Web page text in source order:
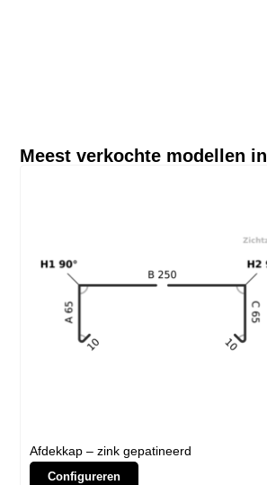
Meest verkochte modellen in
Afdekkap – zink gepatineerd
Configureren